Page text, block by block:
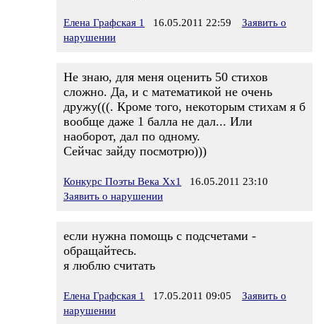
Елена Графская 1 16.05.2011 22:59
Заявить о
нарушении
Не знаю, для меня оценить 50 стихов
сложно. Да, и с математикой не очень
дружу(((. Кроме того, некоторым стихам я б
вообще даже 1 балла не дал... Или
наоборот, дал по одному.
Сейчас зайду посмотрю)))
Конкурс Поэты Века Хх1
16.05.2011 23:10
Заявить о нарушении
если нужна помощь с подсчетами -
обращайтесь.
я люблю считать
Елена Графская 1 17.05.2011 09:05
Заявить о
нарушении